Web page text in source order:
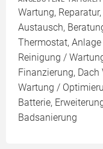
Wartung,
Austausch,
Thermostat,
Reinigung /
Finanzierung,
Wartung /
Batterie,
Badsanierung